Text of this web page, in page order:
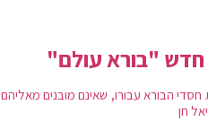
חדש "בורא עולם"
הבורא עבורו, שאינם מובנים מאליהם
חן